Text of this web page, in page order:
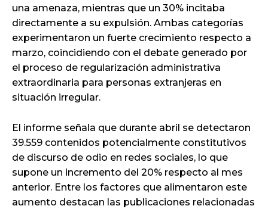
una amenaza, mientras que un 30% incitaba
directamente a su expulsión. Ambas categorías
experimentaron un fuerte crecimiento respecto a
marzo, coincidiendo con el debate generado por
el proceso de regularización administrativa
extraordinaria para personas extranjeras en
situación irregular.
El informe señala que durante abril se detectaron
39.559 contenidos potencialmente constitutivos
de discurso de odio en redes sociales, lo que
supone un incremento del 20% respecto al mes
anterior. Entre los factores que alimentaron este
aumento destacan las publicaciones relacionadas